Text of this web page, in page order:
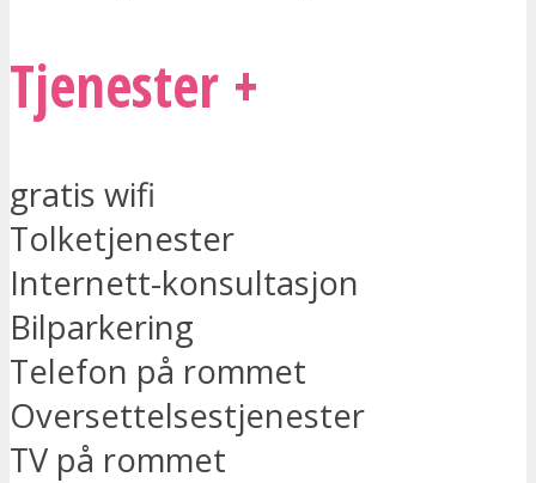
Tjenester +
gratis wifi
Tolketjenester
Internett-konsultasjon
Bilparkering
Telefon på rommet
Oversettelsestjenester
TV på rommet